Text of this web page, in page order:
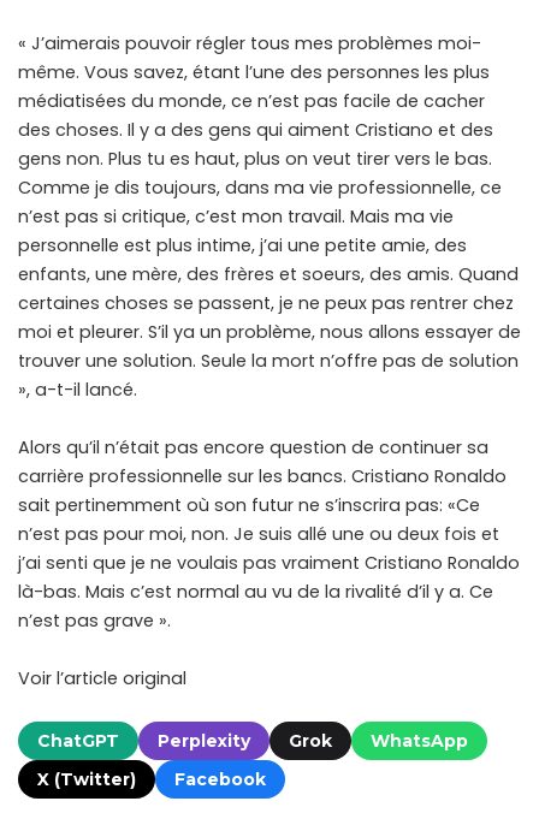
« J’aimerais pouvoir régler tous mes problèmes moi-
même. Vous savez, étant l’une des personnes les plus
médiatisées du monde, ce n’est pas facile de cacher
des choses. Il y a des gens qui aiment Cristiano et des
gens non. Plus tu es haut, plus on veut tirer vers le bas.
Comme je dis toujours, dans ma vie professionnelle, ce
n’est pas si critique, c’est mon travail. Mais ma vie
personnelle est plus intime, j’ai une petite amie, des
enfants, une mère, des frères et soeurs, des amis. Quand
certaines choses se passent, je ne peux pas rentrer chez
moi et pleurer. S’il ya un problème, nous allons essayer de
trouver une solution. Seule la mort n’offre pas de solution
», a-t-il lancé.
Alors qu’il n’était pas encore question de continuer sa
carrière professionnelle sur les bancs. Cristiano Ronaldo
sait pertinemment où son futur ne s’inscrira pas: «Ce
n’est pas pour moi, non. Je suis allé une ou deux fois et
j’ai senti que je ne voulais pas vraiment Cristiano Ronaldo
là-bas. Mais c’est normal au vu de la rivalité d’il y a. Ce
n’est pas grave ».
Voir l’article original
ChatGPT Perplexity Grok
WhatsApp
X (Twitter)
Facebook